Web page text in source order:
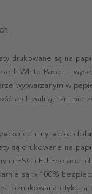
drukowane są na
White Paper –
wytwarzanym w
archiwalną, tzn. nie
cenimy sobie
są drukowane na
FSC i EU Ecolabel
są w 100%
oznakowana etykietą